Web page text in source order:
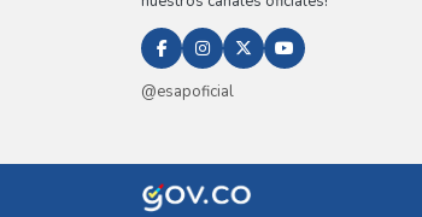
@esapoficial